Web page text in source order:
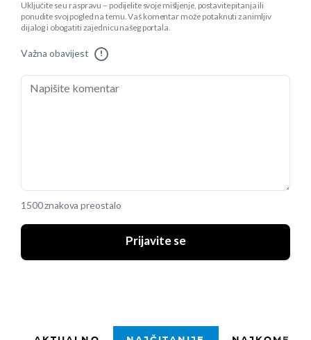
Uključite se u raspravu – podijelite svoje mišljenje, postavite pitanja ili
ponudite svoj pogled na temu. Vaš komentar može potaknuti zanimljiv
dijalog i obogatiti zajednicu našeg portala.
Važna obavijest !
1500 znakova preostalo
Prijavite se